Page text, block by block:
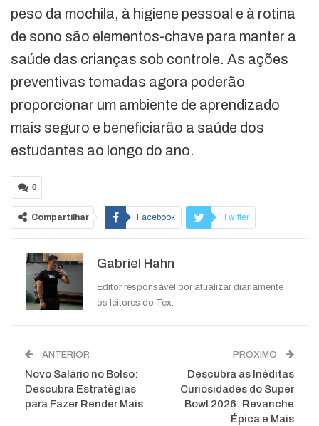
peso da mochila, à higiene pessoal e à rotina
de sono são elementos-chave para manter a
saúde das crianças sob controle. As ações
preventivas tomadas agora poderão
proporcionar um ambiente de aprendizado
mais seguro e beneficiarão a saúde dos
estudantes ao longo do ano.
0
Compartilhar Facebook Twitter
WhatsApp
Gabriel Hahn
Editor responsável por atualizar diariamente
os leitores do Tex.
ANTERIOR
Novo Salário no Bolso:
Descubra Estratégias
para Fazer Render Mais
PRÓXIMO
Descubra as Inéditas
Curiosidades do Super
Bowl 2026: Revanche
Épica e Mais